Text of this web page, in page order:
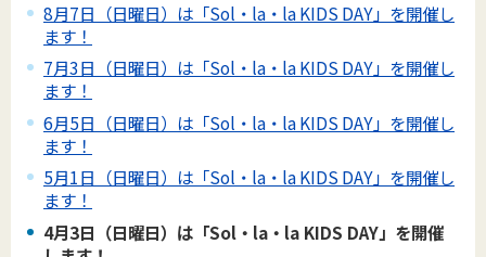
8月7日（日曜日）は「Sol・la・la KIDS DAY」を開催し
ます！
7月3日（日曜日）は「Sol・la・la KIDS DAY」を開催し
ます！
6月5日（日曜日）は「Sol・la・la KIDS DAY」を開催し
ます！
5月1日（日曜日）は「Sol・la・la KIDS DAY」を開催し
ます！
4月3日（日曜日）は「Sol・la・la KIDS DAY」を開催